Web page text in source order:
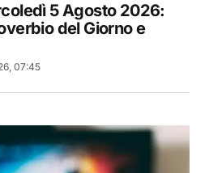
5 Agosto 2026:
del Giorno e
07:45